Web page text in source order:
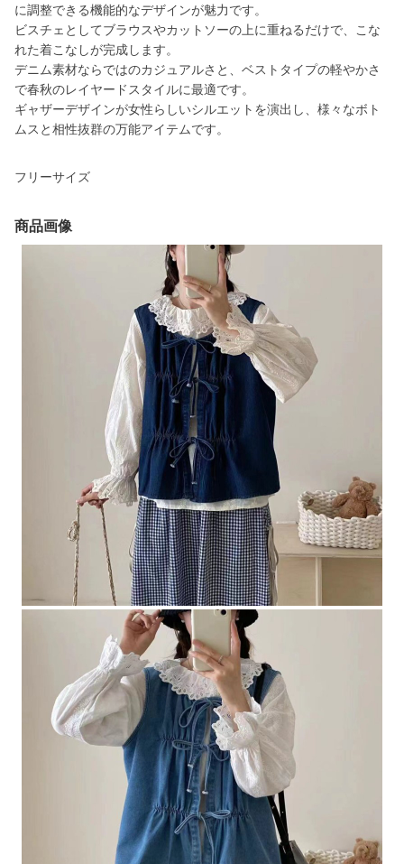
に調整できる機能的なデザインが魅力です。
ビスチェとしてブラウスやカットソーの上に重ねるだけで、こな
れた着こなしが完成します。
デニム素材ならではのカジュアルさと、ベストタイプの軽やかさ
で春秋のレイヤードスタイルに最適です。
ギャザーデザインが女性らしいシルエットを演出し、様々なボト
ムスと相性抜群の万能アイテムです。
フリーサイズ
商品画像